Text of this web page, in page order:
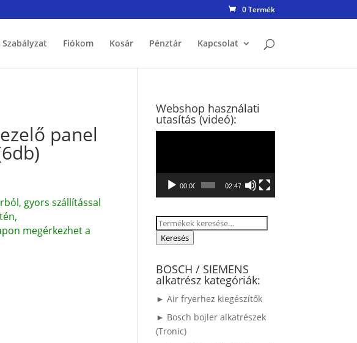
0 Termék
Fiókom Kosár Pénztár Kapcsolat
panel
gyors szállítással
megérkezhet a
Webshop használati
utasítás (videó):
00:00 02:47
Keresés
Keresés
BOSCH / SIEMENS
alkatrész kategóriák:
► Air fryerhez kiegészítők
► Bosch bojler alkatrészek
(Tronic)